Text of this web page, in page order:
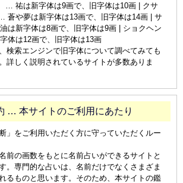
… 祐は新字体は9画で、旧字体は10画 | クサ
蒼や夢は新字体は13画で、旧字体は14画 | サ
は新字体は8画で、旧字体は9画 | ショクヘン
体は12画で、旧字体は13画
検索エンジンで旧字体について調べてみても
詳しく説明されているサイトが多数ありま
… 本サイトのご利用にあたり
」をご利用いただく方に守っていただくルー
前の画数をもとに名前占いができるサイトと
。専門的な占いは、名前だけでなくさまざま
るものと思います。そのため、本サイトの鑑